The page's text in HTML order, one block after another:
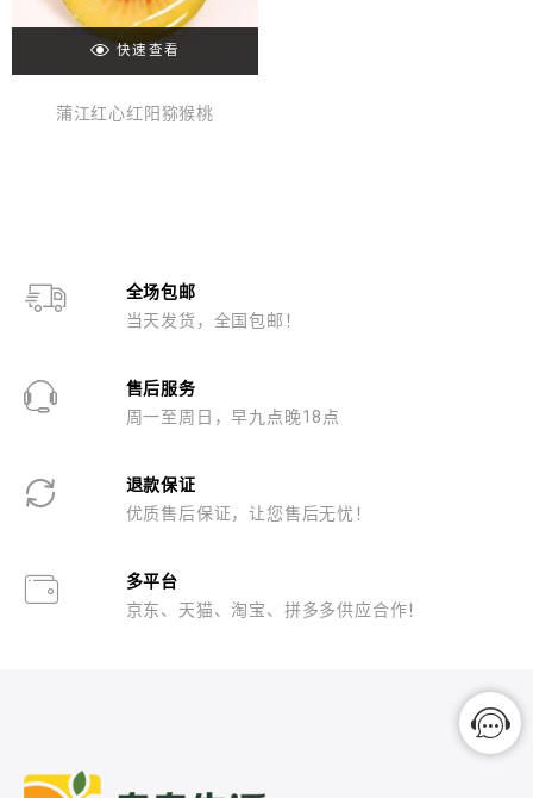
快速查看
蒲江红心红阳猕猴桃
全场包邮
当天发货，全国包邮！
售后服务
周一至周日，早九点晚18点
退款保证
优质售后保证，让您售后无忧！
多平台
京东、天猫、淘宝、拼多多供应合作！